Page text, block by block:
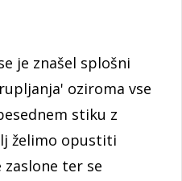
je znašel splošni
oziroma vse
stiku z
želimo opustiti
ter se